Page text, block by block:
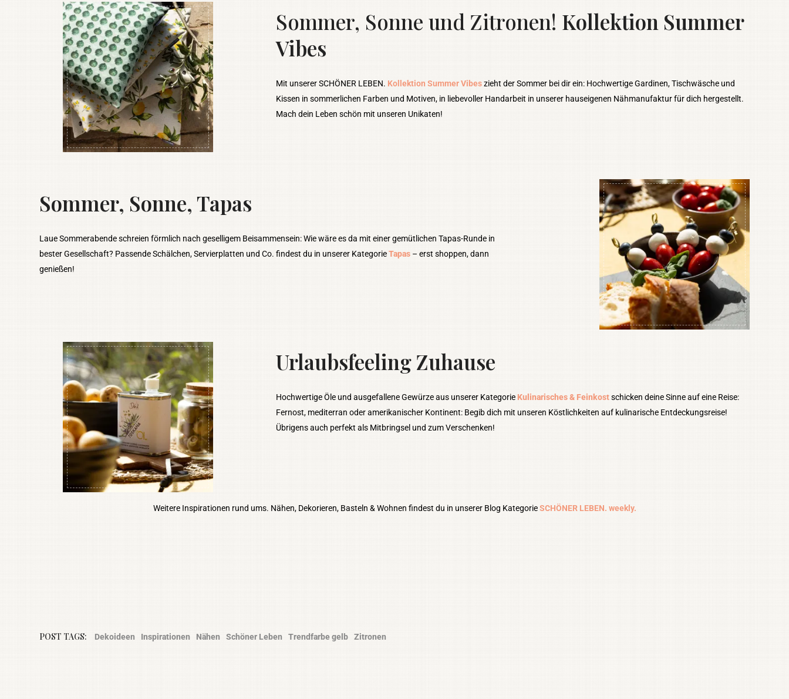
Sommer, Sonne und Zitronen! Kollektion Summer
Vibes
Mit unserer SCHÖNER LEBEN. Kollektion Summer Vibeszieht der Sommer bei dir ein: Hochwertige Gardinen, Tischwäsche und
Kissen in sommerlichen Farben und Motiven, in liebevoller Handarbeit in unserer hauseigenen Nähmanufaktur für dich hergestellt.
Mach dein Leben schön mit unseren Unikaten!
Sommer, Sonne, Tapas
Laue Sommerabende schreien förmlich nach geselligem Beisammensein: Wie wäre es da mit einer gemütlichen Tapas-Runde in
bester Gesellschaft? Passende Schälchen, Servierplatten und Co. findest du in unserer KategorieTapas – erst shoppen, dann
genießen!
Urlaubsfeeling Zuhause
Hochwertige Öle und ausgefallene Gewürze aus unserer Kategorie Kulinarisches & Feinkostschicken deine Sinne auf eine Reise:
Fernost, mediterran oder amerikanischer Kontinent: Begib dich mit unseren Köstlichkeiten auf kulinarische Entdeckungsreise!
Übrigens auch perfekt als Mitbringsel und zum Verschenken!
Weitere Inspirationen rund ums. Nähen, Dekorieren, Basteln & Wohnen findest du in unserer Blog KategorieSCHÖNER LEBEN. weekly.
POST TAGS: Dekoideen Inspirationen Nähen Schöner Leben Trendfarbe gelb Zitronen